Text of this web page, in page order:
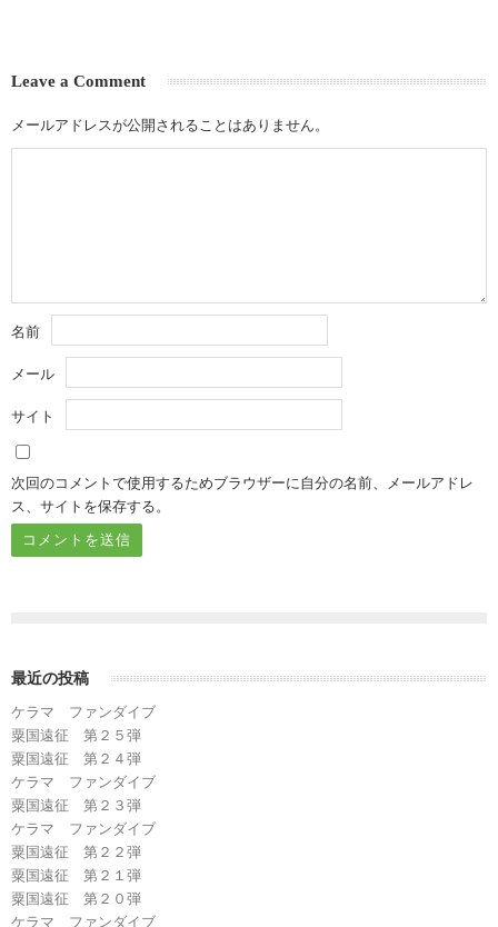
Leave a Comment
メールアドレスが公開されることはありません。
名前
メール
サイト
次回のコメントで使用するためブラウザーに自分の名前、メールアドレ
ス、サイトを保存する。
最近の投稿
ケラマ ファンダイブ
粟国遠征 第２５弾
粟国遠征 第２４弾
ケラマ ファンダイブ
粟国遠征 第２３弾
ケラマ ファンダイブ
粟国遠征 第２２弾
粟国遠征 第２１弾
粟国遠征 第２０弾
ケラマ ファンダイブ